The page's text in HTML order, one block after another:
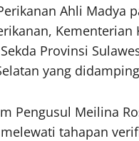
Ahli Madya
Provinsi
yang
Pengusul Meilina
tahapan